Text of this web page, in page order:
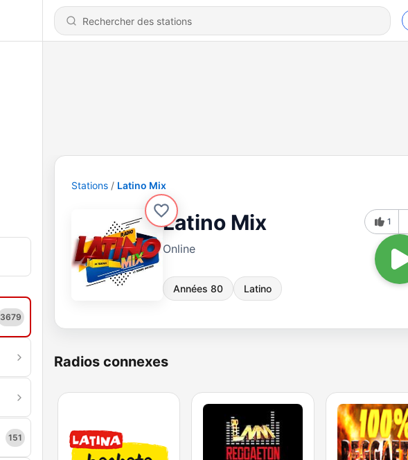
3679
151
Stations Latino Mix
Latino Mix
Online
Années 80 Latino
1
Radios connexes